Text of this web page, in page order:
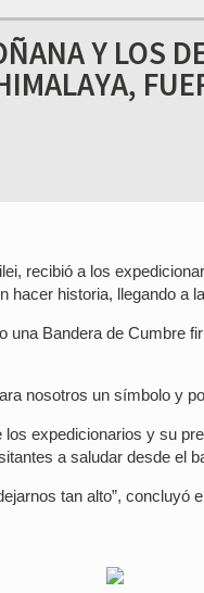
Y LOS
recibió a los
hacer historia, llegando a
una Bandera de Cumbre
nosotros un símbolo y
expedicionarios y su
a saludar desde el
tan alto”, concluyó